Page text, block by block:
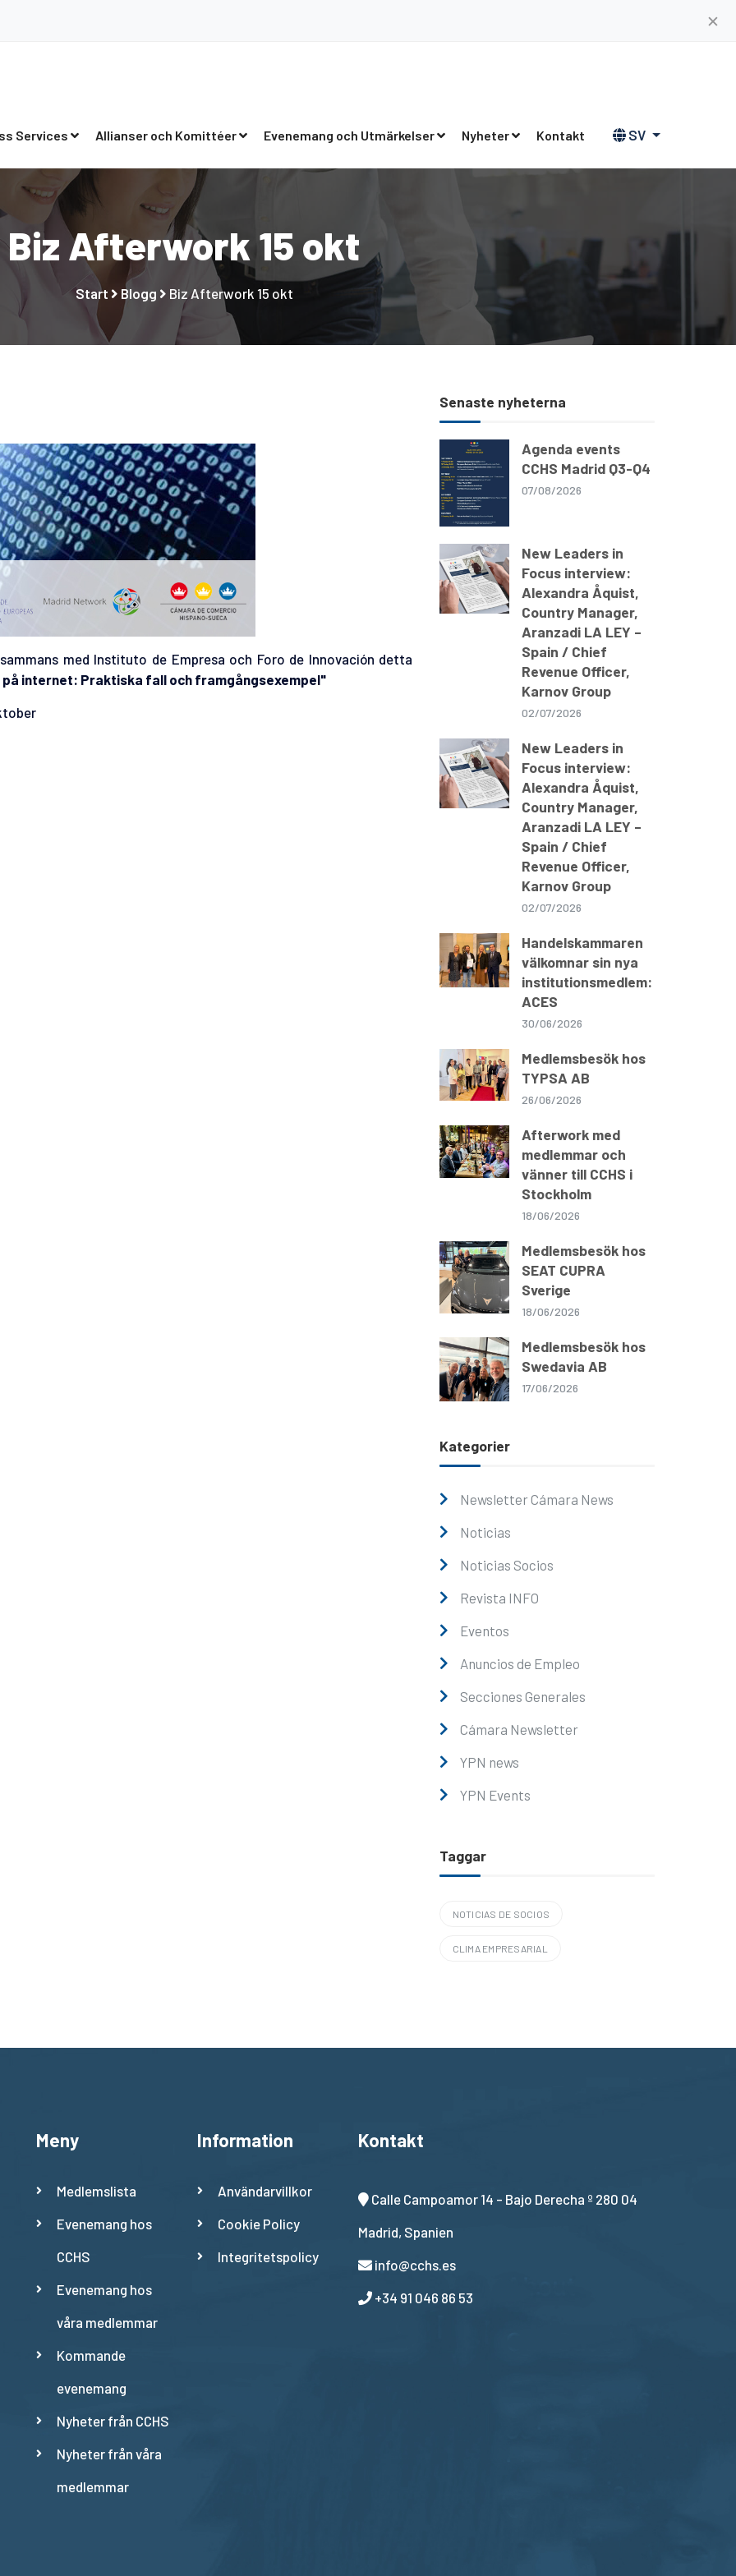
✕
Services Allianser och Komittéer Evenemang och Utmärkelser Nyheter Kontakt SV
Biz Afterwork 15 okt
Start Blogg Biz Afterwork 15 okt
med Instituto de Empresa och Foro de Innovación detta
internet: Praktiska fall och framgångsexempel"
Senaste nyheterna
Agenda events
CCHS Madrid Q3-Q4
07/08/2026
New Leaders in
Focus interview:
Alexandra Åquist,
Country Manager,
Aranzadi LA LEY –
Spain / Chief
Revenue Officer,
Karnov Group
02/07/2026
New Leaders in
Focus interview:
Alexandra Åquist,
Country Manager,
Aranzadi LA LEY –
Spain / Chief
Revenue Officer,
Karnov Group
02/07/2026
Handelskammaren
välkomnar sin nya
institutionsmedlem:
ACES
30/06/2026
Medlemsbesök hos
TYPSA AB
26/06/2026
Afterwork med
medlemmar och
vänner till CCHS i
Stockholm
18/06/2026
Medlemsbesök hos
SEAT CUPRA
Sverige
18/06/2026
Medlemsbesök hos
Swedavia AB
17/06/2026
Kategorier
Newsletter Cámara News
Noticias
Noticias Socios
Revista INFO
Eventos
Anuncios de Empleo
Secciones Generales
Cámara Newsletter
YPN news
YPN Events
Taggar
NOTICIAS DE SOCIOS
CLIMA EMPRESARIAL
Meny
Medlemslista
Evenemang hos
CCHS
Evenemang hos
våra medlemmar
Kommande
evenemang
Nyheter från CCHS
Nyheter från våra
medlemmar
Information
Användarvillkor
Cookie Policy
Integritetspolicy
Kontakt
Calle Campoamor 14 - Bajo Derecha º 280 04
Madrid, Spanien
info@cchs.es
+34 91 046 86 53